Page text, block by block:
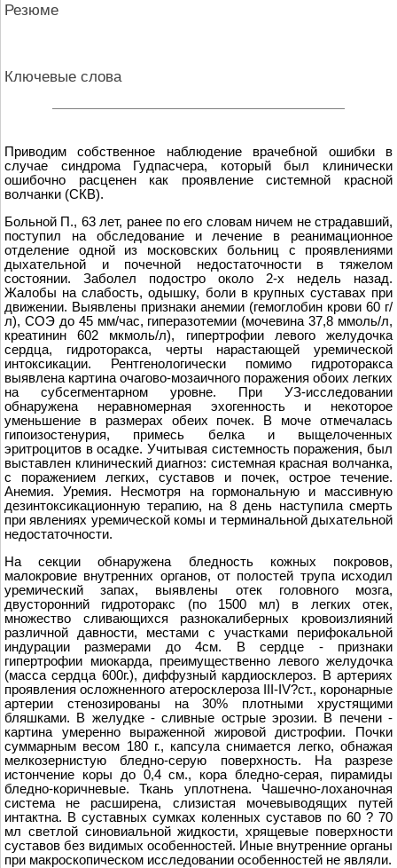
Резюме
Ключевые слова
Приводим собственное наблюдение врачебной ошибки в
случае синдрома Гудпасчера, который был клинически
ошибочно расценен как проявление системной красной
волчанки (СКВ).
Больной П., 63 лет, ранее по его словам ничем не страдавший,
поступил на обследование и лечение в реанимационное
отделение одной из московских больниц с проявлениями
дыхательной и почечной недостаточности в тяжелом
состоянии. Заболел подостро около 2-х недель назад.
Жалобы на слабость, одышку, боли в крупных суставах при
движении. Выявлены признаки анемии (гемоглобин крови 60 г/
л), СОЭ до 45 мм/час, гиперазотемии (мочевина 37,8 ммоль/л,
креатинин 602 мкмоль/л), гипертрофии левого желудочка
сердца, гидроторакса, черты нарастающей уремической
интоксикации. Рентгенологически помимо гидроторакса
выявлена картина очагово-мозаичного поражения обоих легких
на субсегментарном уровне. При УЗ-исследовании
обнаружена неравномерная эхогенность и некоторое
уменьшение в размерах обеих почек. В моче отмечалась
гипоизостенурия, примесь белка и выщелоченных
эритроцитов в осадке. Учитывая системность поражения, был
выставлен клинический диагноз: системная красная волчанка,
с поражением легких, суставов и почек, острое течение.
Анемия. Уремия. Несмотря на гормональную и массивную
дезинтоксикационную терапию, на 8 день наступила смерть
при явлениях уремической комы и терминальной дыхательной
недостаточности.
На секции обнаружена бледность кожных покровов,
малокровие внутренних органов, от полостей трупа исходил
уремический запах, выявлены отек головного мозга,
двусторонний гидроторакс (по 1500 мл) в легких отек,
множество сливающихся разнокалиберных кровоизлияний
различной давности, местами с участками перифокальной
индурации размерами до 4см. В сердце - признаки
гипертрофии миокарда, преимущественно левого желудочка
(масса сердца 600г.), диффузный кардиосклероз. В артериях
проявления осложненного атеросклероза III-IV?ст., коронарные
артерии стенозированы на 30% плотными хрустящими
бляшками. В желудке - сливные острые эрозии. В печени -
картина умеренно выраженной жировой дистрофии. Почки
суммарным весом 180 г., капсула снимается легко, обнажая
мелкозернистую бледно-серую поверхность. На разрезе
истончение коры до 0,4 см., кора бледно-серая, пирамиды
бледно-коричневые. Ткань уплотнена. Чашечно-лоханочная
система не расширена, слизистая мочевыводящих путей
интактна. В суставных сумках коленных суставов по 60 ? 70
мл светлой синовиальной жидкости, хрящевые поверхности
суставов без видимых особенностей. Иные внутренние органы
при макроскопическом исследовании особенностей не являли.